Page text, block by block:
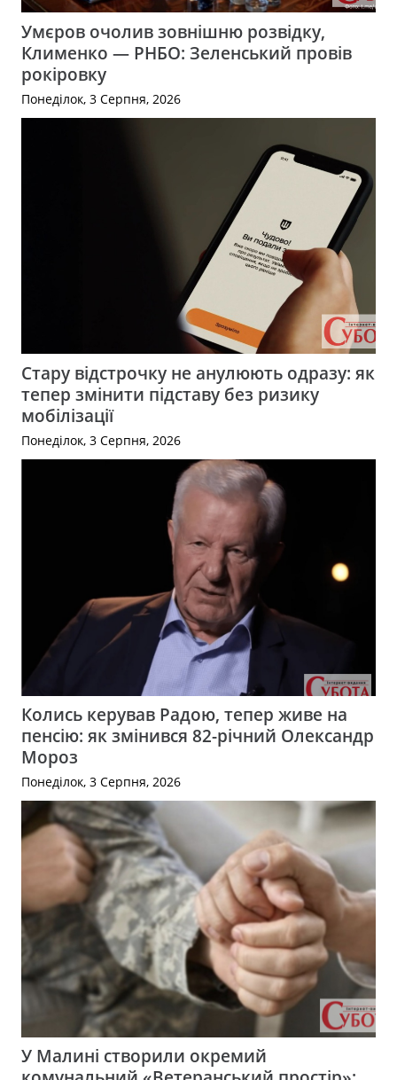
Умєров очолив зовнішню розвідку,
Клименко — РНБО: Зеленський провів
рокіровку
Понеділок, 3 Серпня, 2026
Стару відстрочку не анулюють одразу: як
тепер змінити підставу без ризику
мобілізації
Понеділок, 3 Серпня, 2026
Колись керував Радою, тепер живе на
пенсію: як змінився 82-річний Олександр
Мороз
Понеділок, 3 Серпня, 2026
У Малині створили окремий